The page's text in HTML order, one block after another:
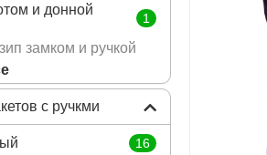
и донной
1
замком и ручкой
ручками
ручками
неукрепленной
с ручкми
16